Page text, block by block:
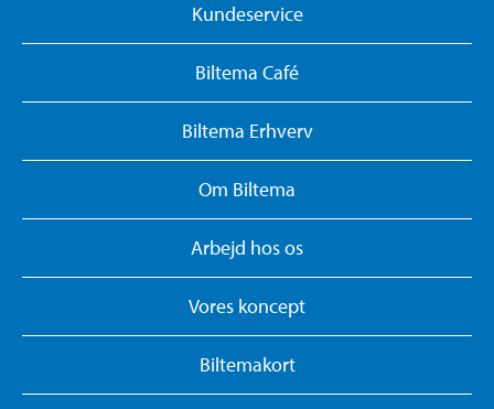
Kundeservice
Biltema Café
Biltema Erhverv
Om Biltema
Arbejd hos os
Vores koncept
Biltemakort